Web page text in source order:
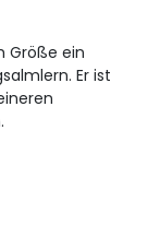
Größe ein
Er ist